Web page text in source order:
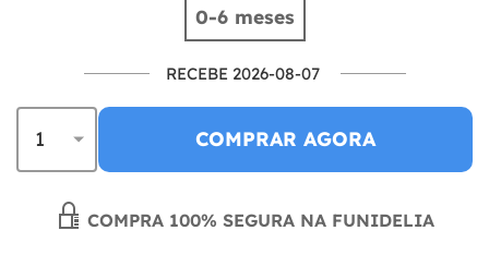
0-6 meses
RECEBE 2026-08-07
COMPRAR AGORA
COMPRA 100% SEGURA NA FUNIDELIA